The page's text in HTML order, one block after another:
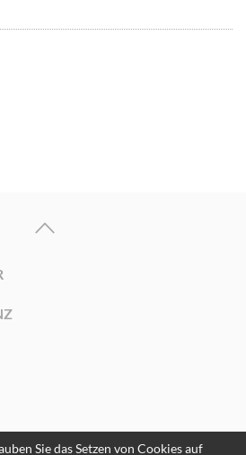
Sie das Setzen von Cookies auf